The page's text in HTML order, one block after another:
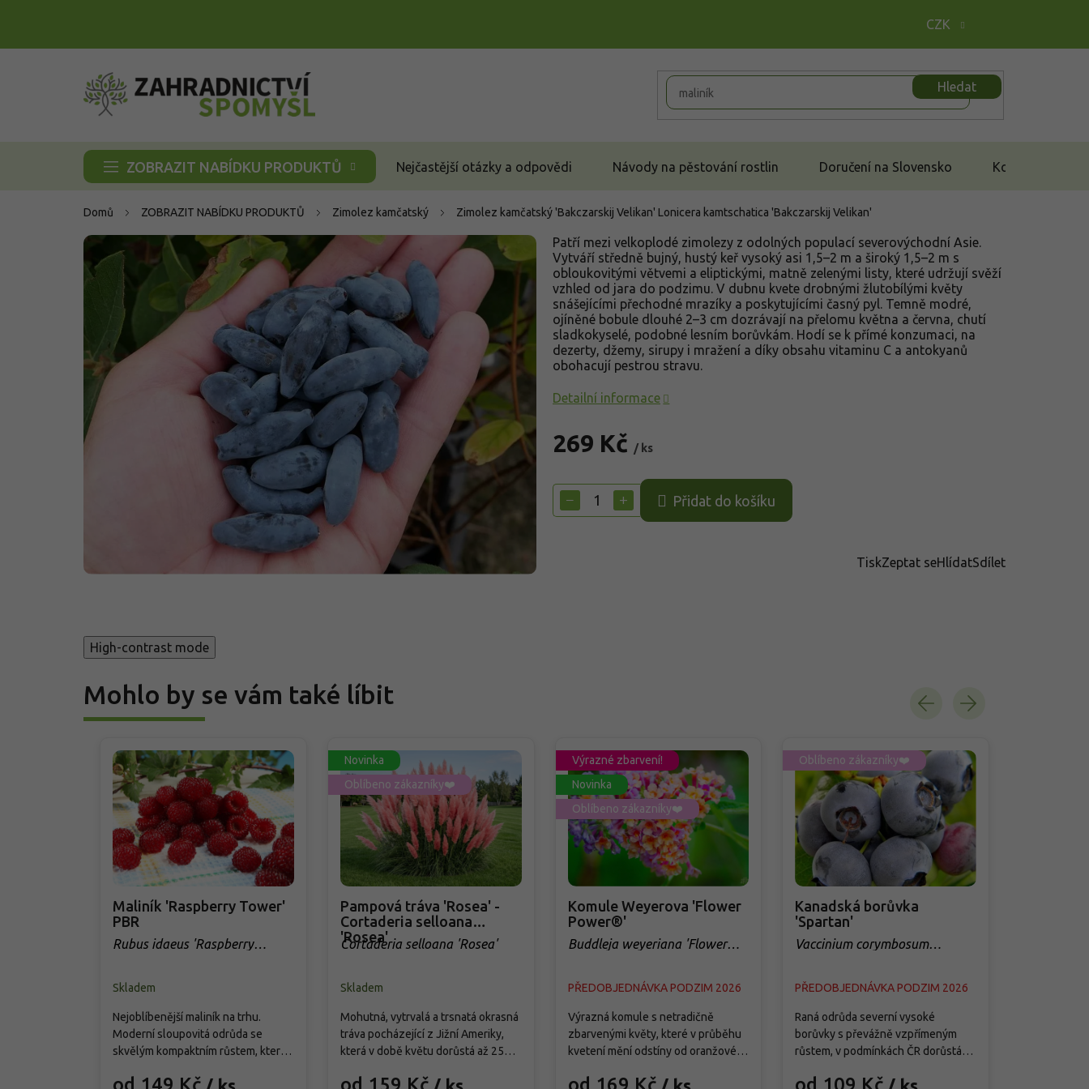
CZK
Hledat
ZOBRAZIT NABÍDKU PRODUKTŮ Nejčastější otázky a odpovědi Návody na pěstování rostlin Doručení na Slovensko Kontakt
Domů ZOBRAZIT NABÍDKU PRODUKTŮ Zimolez kamčatský Zimolez kamčatský 'Bakczarskij Velikan' Lonicera kamtschatica 'Bakczarskij Velikan'
269 Kč / ks
cena:
+
− Přidat do košíku
Patří mezi velkoplodé zimolezy z odolných populací severovýchodní Asie.
Vytváří středně bujný, hustý keř vysoký asi 1,5–2 m a široký 1,5–2 m s
obloukovitými větvemi a eliptickými, matně zelenými listy, které udržují svěží
vzhled od jara do podzimu. V dubnu kvete drobnými žlutobílými květy
snášejícími přechodné mrazíky a poskytujícími časný pyl. Temně modré,
ojíněné bobule dlouhé 2–3 cm dozrávají na přelomu května a června, chutí
sladkokyselé, podobné lesním borůvkám. Hodí se k přímé konzumaci, na
dezerty, džemy, sirupy i mražení a díky obsahu vitaminu C a antokyanů
obohacují pestrou stravu.
Detailní informace
TiskZeptat seHlídatSdílet
High-contrast mode
Mohlo by se vám také líbit
Maliník 'Raspberry Tower'
PBR
Rubus idaeus 'Raspberry
Skladem
Nejoblíbenější maliník na trhu.
Moderní sloupovitá odrůda se
skvělým kompaktním růstem, která
úrodu velkých, sladkých a
Novinka
Oblíbeno zákazníky❤️
Pampová tráva 'Rosea' -
Cortaderia selloana
'Rosea'
Cortaderia selloana 'Rosea'
Skladem
Mohutná, vytrvalá a trsnatá okrasná
tráva pocházející z Jižní Ameriky,
která v době květu dorůstá až 250
chocholatá květenství světle
Výrazné zbarvení!
Novinka
Oblíbeno zákazníky❤️
Komule Weyerova 'Flower
Power®'
Buddleja weyeriana 'Flower
PŘEDOBJEDNÁVKA PODZIM 2026
Výrazná komule s netradičně
zbarvenými květy, které v průběhu
kvetení mění odstíny od oranžové
od července do září a pravidelně
Oblíbeno zákazníky❤️
Kanadská borůvka
'Spartan'
Vaccinium corymbosum
PŘEDOBJEDNÁVKA PODZIM 2026
Raná odrůda severní vysoké
borůvky s převážně vzpřímeným
růstem, v podmínkách ČR dorůstá
vytváří středně hustý keř s pevnými